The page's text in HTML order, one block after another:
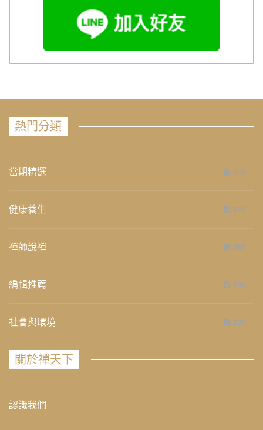
熱門分類
當期精選 658
健康養生 276
禪師說禪 267
編輯推薦 236
社會與環境 235
關於禪天下
認識我們